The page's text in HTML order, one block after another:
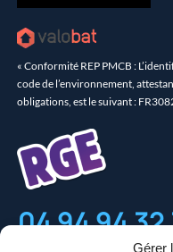
Gérer
« Conformité REP PMCB :
code de l’environnement,
obligations, est le suivant :
04 94 94 32